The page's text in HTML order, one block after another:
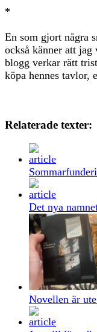
*
En som gjort några
också känner att
blogg verkar rätt
köpa hennes tavlor,
Relaterade texter:
Det nya
Novellen är